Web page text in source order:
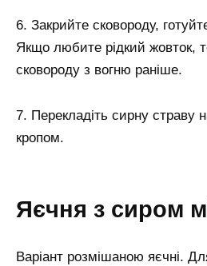
6. Закрийте сковороду,
Якщо любите рідкий жовток,
сковороду з вогню раніше.
7. Перекладіть сирну страву
кропом.
Яєчня з сиром
Варіант розмішаною яєчні.